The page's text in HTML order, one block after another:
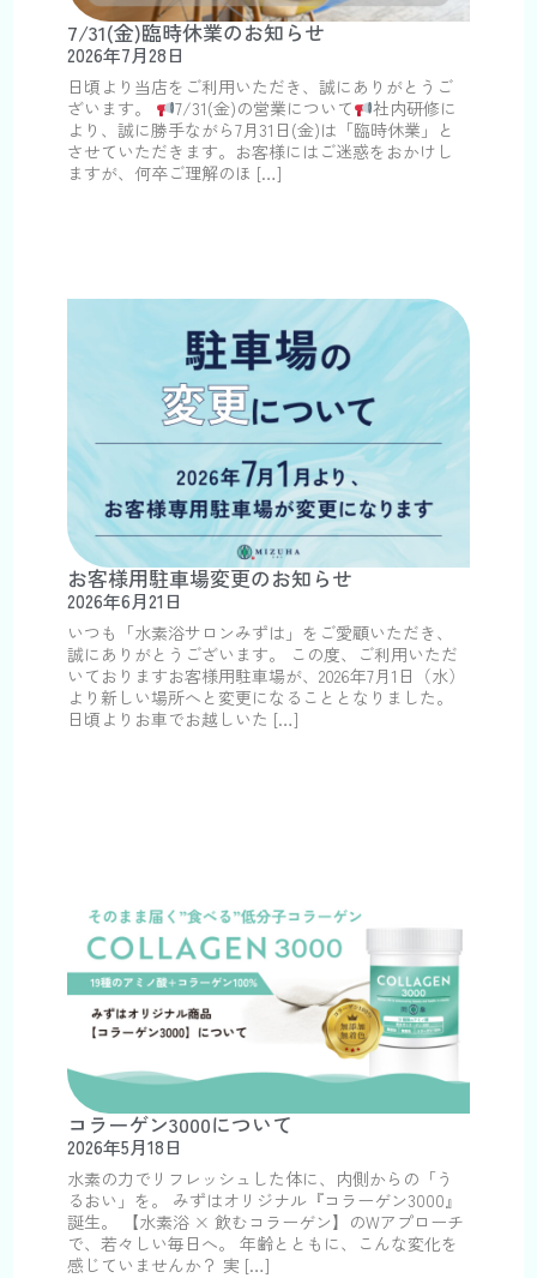
7/31(金)臨時休業のお知らせ
2026年7月28日
日頃より当店をご利用いただき、誠にありがとうご
ざいます。
7/31(金)の営業について
社内研修に
より、誠に勝手ながら7月31日(金)は「臨時休業」と
させていただきます。お客様にはご迷惑をおかけし
ますが、何卒ご理解のほ […]
お客様用駐車場変更のお知らせ
2026年6月21日
いつも「水素浴サロンみずは」をご愛顧いただき、
誠にありがとうございます。 この度、ご利用いただ
いておりますお客様用駐車場が、2026年7月1日（水）
より新しい場所へと変更になることとなりました。
日頃よりお車でお越しいた […]
コラーゲン3000について
2026年5月18日
水素の力でリフレッシュした体に、内側からの「う
るおい」を。 みずはオリジナル『コラーゲン3000』
誕生。 【水素浴 × 飲むコラーゲン】のWアプローチ
で、若々しい毎日へ。 年齢とともに、こんな変化を
感じていませんか？ 実 […]